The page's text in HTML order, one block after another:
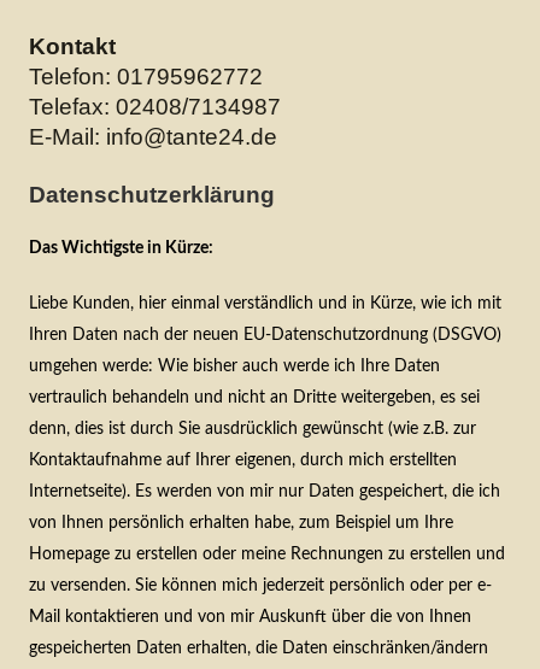
Kontakt
Telefon: 01795962772
Telefax: 02408/7134987
E-Mail: info@tante24.de
Datenschutzerklärung
Das Wichtigste in Kürze:
Liebe Kunden, hier einmal verständlich und in Kürze, wie ich mit
Ihren Daten nach der neuen EU-Datenschutzordnung (DSGVO)
umgehen werde: Wie bisher auch werde ich Ihre Daten
vertraulich behandeln und nicht an Dritte weitergeben, es sei
denn, dies ist durch Sie ausdrücklich gewünscht (wie z.B. zur
Kontaktaufnahme auf Ihrer eigenen, durch mich erstellten
Internetseite). Es werden von mir nur Daten gespeichert, die ich
von Ihnen persönlich erhalten habe, zum Beispiel um Ihre
Homepage zu erstellen oder meine Rechnungen zu erstellen und
zu versenden. Sie können mich jederzeit persönlich oder per e-
Mail kontaktieren und von mir Auskunft über die von Ihnen
gespeicherten Daten erhalten, die Daten einschränken/ändern